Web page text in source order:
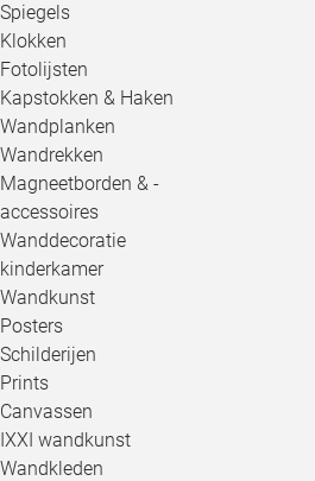
Spiegels
Klokken
Fotolijsten
Kapstokken & Haken
Wandplanken
Wandrekken
Magneetborden & -
accessoires
Wanddecoratie
kinderkamer
Wandkunst
Posters
Schilderijen
Prints
Canvassen
IXXI wandkunst
Wandkleden